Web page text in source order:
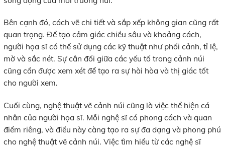
Bên cạnh đó, cách vẽ chi tiết và sắp xếp không gian cũng rất
quan trọng. Để tạo cảm giác chiều sâu và khoảng cách,
người họa sĩ có thể sử dụng các kỹ thuật như phối cảnh, tỉ lệ,
mờ và sắc nét. Sự cân đối giữa các yếu tố trong cảnh núi
cũng cần được xem xét để tạo ra sự hài hòa và thị giác tốt
cho người xem.
Cuối cùng, nghệ thuật vẽ cảnh núi cũng là việc thể hiện cá
nhân của người họa sĩ. Mỗi nghệ sĩ có phong cách và quan
điểm riêng, và điều này càng tạo ra sự đa dạng và phong phú
cho nghệ thuật vẽ cảnh núi. Việc tìm hiểu từ các nghệ sĩ